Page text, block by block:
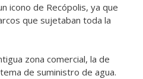
icono de Recópolis, ya que
que sujetaban toda la
zona comercial, la de
de suministro de agua.